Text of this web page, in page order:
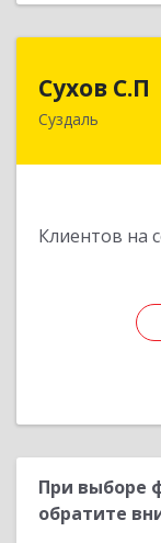
Сухов С.П
Суздаль
Клиентов на
При выборе
обратите